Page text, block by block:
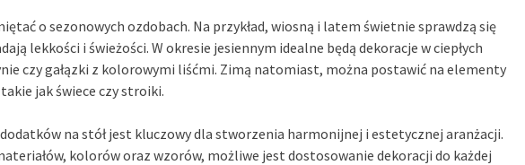
o sezonowych ozdobach. Na przykład, wiosną i latem świetnie sprawdzą się
lekkości i świeżości. W okresie jesiennym idealne będą dekoracje w ciepłych
czy gałązki z kolorowymi liśćmi. Zimą natomiast, można postawić na elementy
jak świece czy stroiki.
na stół jest kluczowy dla stworzenia harmonijnej i estetycznej aranżacji.
kolorów oraz wzorów, możliwe jest dostosowanie dekoracji do każdej